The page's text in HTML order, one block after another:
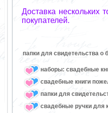
Доставка нескольких
покупателей.
папки для свидетельства о
наборы: свадебные
свадебные книги
папки для
свадебные ручки для